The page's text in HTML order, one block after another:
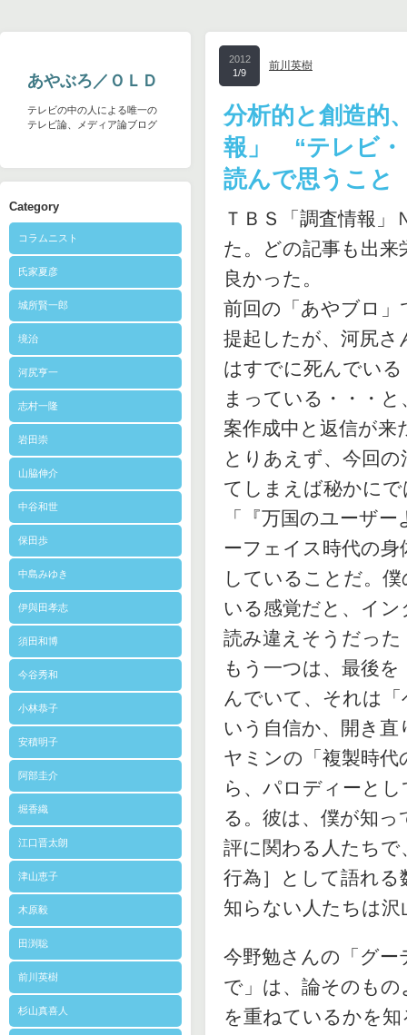
あやぶろ／ＯＬＤ
テレビの中の人による唯一の
テレビ論、メディア論ブログ
Category
コラムニスト
氏家夏彦
城所賢一郎
境治
河尻亨一
志村一隆
岩田崇
山脇伸介
中谷和世
保田歩
中島みゆき
伊與田孝志
須田和博
今谷秀和
小林恭子
安積明子
阿部圭介
堀香織
江口晋太朗
津山恵子
木原毅
田渕聡
前川英樹
杉山真喜人
2012
1/9
前川英樹
分析的と創造的
報」 “テレビ・
読んで思うこ
ＴＢＳ「調査情報
た。どの記事も出
良かった。
前回の「あやブロ
提起したが、河尻さ
はすでに死んでい
まっている・・・
案作成中と返信が
とりあえず、今回
てしまえば秘かに
「『万国のユーザ
ーフェイス時代の
していることだ。
いる感覚だと、イ
読み違えそうだっ
もう一つは、最後
んでいて、それは
いう自信か、開き
ヤミンの「複製時
ら、パロディーと
る。彼は、僕が知
評に関わる人たち
行為］として語れ
知らない人たちは
今野勉さんの「グ
で」は、論そのも
を重ねているかを